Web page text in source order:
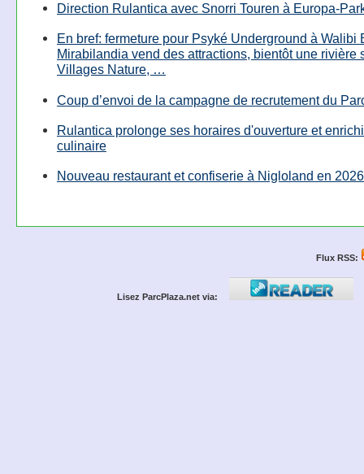
Direction Rulantica avec Snorri Touren à Europa-
En bref: fermeture pour Psyké Underground à Walibi
Mirabilandia vend des attractions, bientôt une rivière
Villages Nature, …
Coup d’envoi de la campagne de recrutement du
Rulantica prolonge ses horaires d'ouverture et
culinaire
Nouveau restaurant et confiserie à Nigloland en 2026
Flux RSS:
Lisez ParcPlaza.net via: